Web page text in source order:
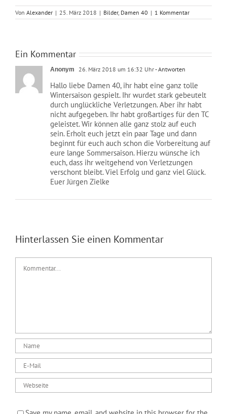
Von Alexander | 25. März 2018 | Bilder, Damen 40 | 1 Kommentar
Ein Kommentar
Anonym 26. März 2018 um 16:32 Uhr- Antworten
Hallo liebe Damen 40, ihr habt eine ganz tolle
Wintersaison gespielt. Ihr wurdet stark gebeutelt
durch unglückliche Verletzungen. Aber ihr habt
nicht aufgegeben. Ihr habt großartiges für den TC
geleistet. Wir können alle ganz stolz auf euch
sein. Erholt euch jetzt ein paar Tage und dann
beginnt für euch auch schon die Vorbereitung auf
eure lange Sommersaison. Hierzu wünsche ich
euch, dass ihr weitgehend von Verletzungen
verschont bleibt. Viel Erfolg und ganz viel Glück.
Euer Jürgen Zielke
Hinterlassen Sie einen Kommentar